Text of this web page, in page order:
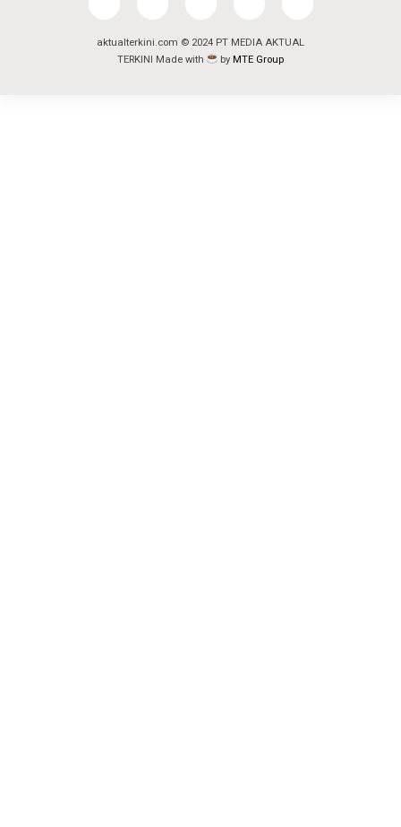
aktualterkini.com © 2024 PT MEDIA AKTUAL
TERKINI Made with
by MTE Group